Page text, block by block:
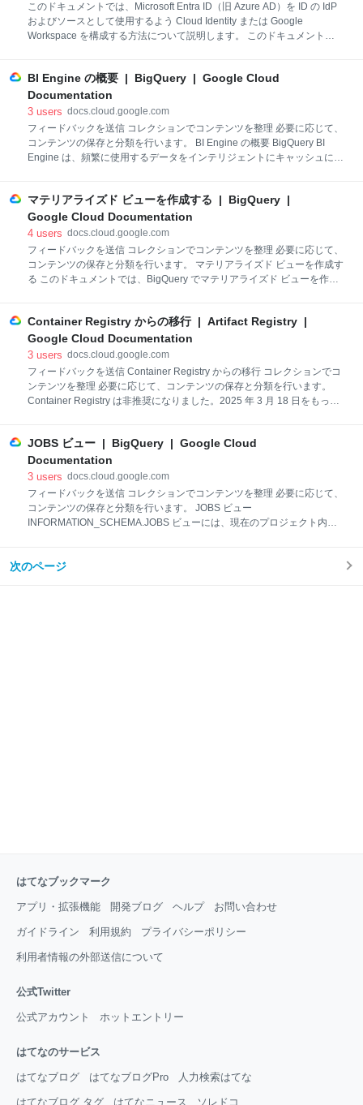
数に対してごく少なくなる場合に、処理されたバイト数とスロットのミ
リ秒数が最大限削減されます。クエリにインデ
このドキュメントでは、Microsoft Entra ID（旧 Azure AD）を ID の IdP
およびソースとして使用するよう Cloud Identity または Google
Workspace を構成する方法について説明します。 このドキュメントで
ト、ドメイン、ユーザー、グループをマッピングする方法について説明
します。 連携を実装する Google Cloud は、認証とアクセス管理に
Google ID を使用します。すべての従業員がすでに Microsoft Entra ID の
アカウントを持っている場合、各従業員の Google ID を手動で管理する
と、不要な管理の負担が
BI Engine の概要 | BigQuery | Google Cloud
Documentation
3 users docs.cloud.google.com
フィードバックを送信 コレクションでコンテンツを整理 必要に応じて、
コンテンツの保存と分類を行います。 BI Engine の概要 BigQuery BI
Engine は、頻繁に使用するデータをインテリジェントにキャッシュに保
されたものを含む任意のソースからの SQL クエリを高速化し、継続的な
最適化に向けてキャッシュ テーブルを管理できます。これにより、手動
調整やデータ階層化を行わずに、クエリのパフォーマンスを向上させる
ことができます。テーブルのクラスタリングとパーティショニングを行
うことで、大規模なテーブルの BI Engine のパフォーマンスをさらに最
適化できます。 たとえば、ダッシュボードに直近の四半期のデータのみ
マテリアライズド ビューを作成する | BigQuery |
Google Cloud Documentation
4 users docs.cloud.google.com
フィードバックを送信 コレクションでコンテンツを整理 必要に応じて、
コンテンツの保存と分類を行います。 マテリアライズド ビューを作成す
る このドキュメントでは、BigQuery でマテリアライズド ビューを作成
ントの各タスクを実行するために必要な権限をユーザーに与える Identity
and Access Management（IAM）のロールを付与します。 必要な権限
マテリアライズド ビューを作成するには、bigquery.tables.create IAM 権
限が必要です。 次の IAM 事前定義ロールには、マテリアライズド ビュ
ーの作成に必要な権限が含まれています。 bigquery.dataEditor
bigquery.dataOwner bi
Container Registry からの移行 | Artifact Registry |
Google Cloud Documentation
3 users docs.cloud.google.com
フィードバックを送信 Container Registry からの移行 コレクションでコ
ンテンツを整理 必要に応じて、コンテンツの保存と分類を行います。
Container Registry は非推奨になりました。2025 年 3 月 18 日をもっ
れている gcr.io URL（gcr.io URL を持つ Google 所有のイメージを含
む）は、Container Registry のシャットダウンの影響を受けません。
Artifact Registry は、 でのコンテナ イメージの保存と 管理に推奨される
サービスです Google Cloud。Artifact Registry は、Conta
JOBS ビュー | BigQuery | Google Cloud
Documentation
3 users docs.cloud.google.com
フィードバックを送信 コレクションでコンテンツを整理 必要に応じて、
コンテンツの保存と分類を行います。 JOBS ビュー
INFORMATION_SCHEMA.JOBS ビューには、現在のプロジェクト内の
するために必要な権限を取得するには、プロジェクトに対する BigQuery
次のページ
はてなブックマーク
アプリ・拡張機能 開発ブログ ヘルプ お問い合わせ
ガイドライン 利用規約 プライバシーポリシー
利用者情報の外部送信について
公式Twitter
公式アカウント ホットエントリー
はてなのサービス
はてなブログ はてなブログPro 人力検索はてな
はてなブログ タグ はてなニュース ソレドコ